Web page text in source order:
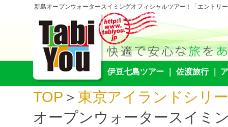
新島オープンウォータースイミングオフィシャルツアー！「エントリ
伊豆七島ツアー ｜佐渡旅行｜
TOP ＞ 東京アイランドシリ
オープンウォータースイミ